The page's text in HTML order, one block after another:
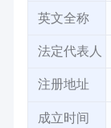
英文全称
法定代表人
注册地址
成立时间